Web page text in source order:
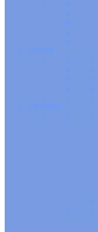
CORSI
ESTERO